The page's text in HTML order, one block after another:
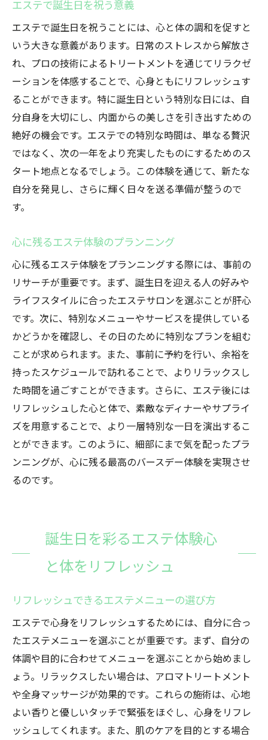
エステで感じる癒しのひとときとは
誕生日にリフレッシュを叶えるエステの魅
力
最高の体験を提供するエステの選び方
エステで得られる心の癒しの効果
誕生日に贈るエステの極上体験
エステで心も体もリフレッシュする方法
エステで誕生日を祝う意義
エステで誕生日を祝うことには、心と体の調和を促すと
いう大きな意義があります。日常のストレスから解放さ
れ、プロの技術によるトリートメントを通じてリラクゼ
ーションを体感することで、心身ともにリフレッシュす
ることができます。特に誕生日という特別な日には、自
分自身を大切にし、内面からの美しさを引き出すための
絶好の機会です。エステでの特別な時間は、単なる贅沢
ではなく、次の一年をより充実したものにするためのス
タート地点となるでしょう。この体験を通じて、新たな
自分を発見し、さらに輝く日々を送る準備が整うので
す。
心に残るエステ体験のプランニング
心に残るエステ体験をプランニングする際には、事前の
リサーチが重要です。まず、誕生日を迎える人の好みや
ライフスタイルに合ったエステサロンを選ぶことが肝心
です。次に、特別なメニューやサービスを提供している
かどうかを確認し、その日のために特別なプランを組む
ことが求められます。また、事前に予約を行い、余裕を
持ったスケジュールで訪れることで、よりリラックスし
た時間を過ごすことができます。さらに、エステ後には
リフレッシュした心と体で、素敵なディナーやサプライ
ズを用意することで、より一層特別な一日を演出するこ
とができます。このように、細部にまで気を配ったプラ
ンニングが、心に残る最高のバースデー体験を実現させ
るのです。
誕生日を彩るエステ体験心
と体をリフレッシュ
リフレッシュできるエステメニューの選び方
エステで心身をリフレッシュするためには、自分に合っ
たエステメニューを選ぶことが重要です。まず、自分の
体調や目的に合わせてメニューを選ぶことから始めまし
ょう。リラックスしたい場合は、アロマトリートメント
や全身マッサージが効果的です。これらの施術は、心地
よい香りと優しいタッチで緊張をほぐし、心身をリフレ
ッシュしてくれます。また、肌のケアを目的とする場合